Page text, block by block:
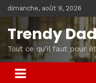
Skip
to
content
dimanche, août 9, 2026
Trendy
Tout ce qu'il faut pour